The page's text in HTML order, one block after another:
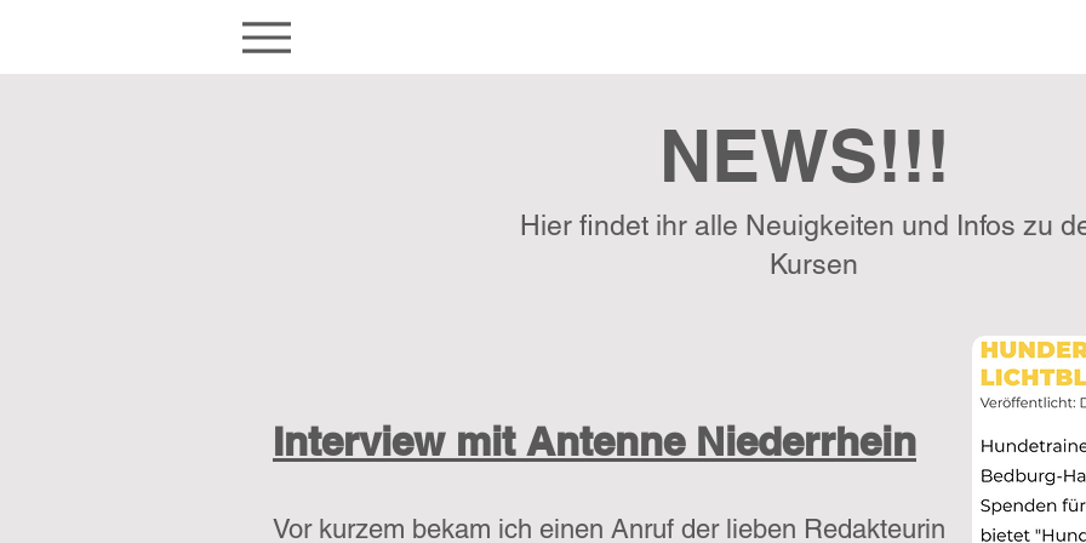
NEWS!!!
Hier findet ihr alle Neuigkeiten und Infos zu
Kursen
Interview mit Antenne Niederrhein
Vor kurzem bekam ich einen Anruf der lieben Redakteurin